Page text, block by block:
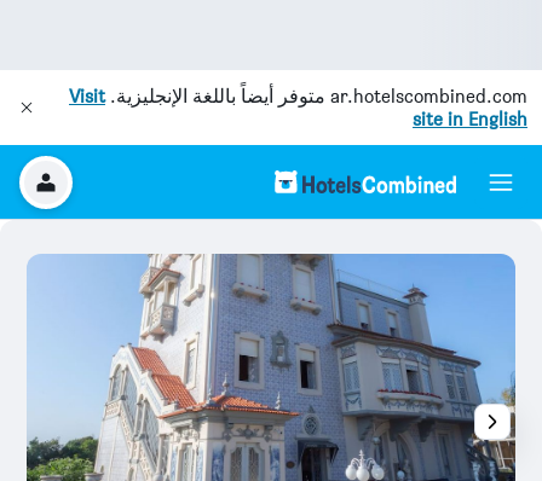
ar.hotelscombined.com متوفر أيضاً باللغة الإنجليزية.Visit
site in English